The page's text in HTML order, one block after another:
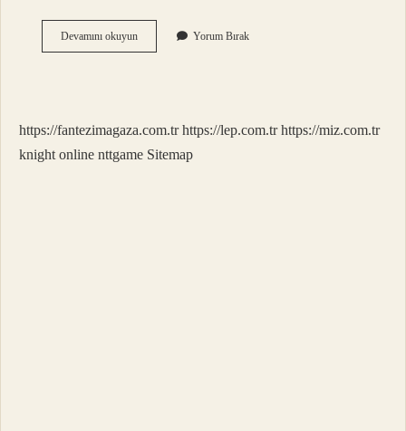
Devamını okuyunAkasya
Da
Yorum Bırak
https://fantezimagaza.com.tr https://lep.com.tr https://miz.com.tr
knight online nttgame Sitemap